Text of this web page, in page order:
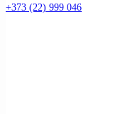
+373 (22) 999 046